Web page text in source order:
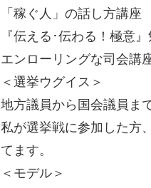
「稼ぐ人」の話し方講座
『伝える･伝わる！極意
エンローリングな司会講
＜選挙ウグイス＞
地方議員から国会議員まで
私が選挙戦に参加した方
てます。
＜モデル＞